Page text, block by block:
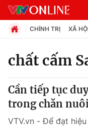
Chuyên mục
Chính trị
CHÍNH TRỊ XÃ
chất cấm
Cần tiếp tục
trong chăn
VTV.vn - Để đạt